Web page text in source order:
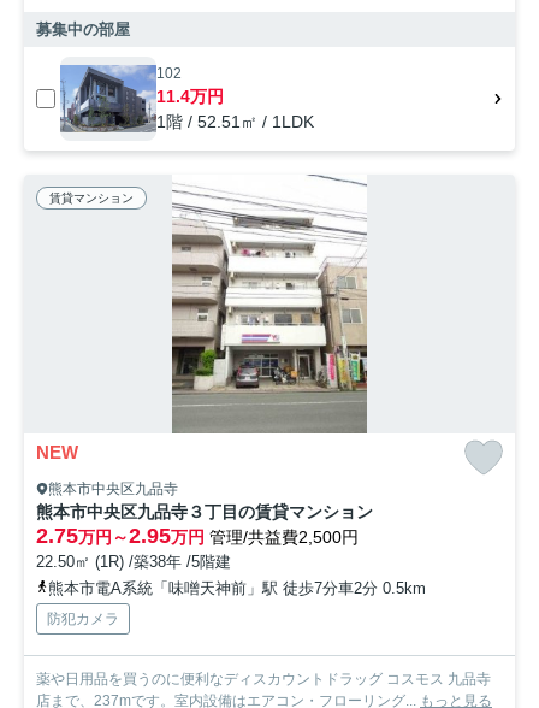
募集中の部屋
102
11.4万円
1階 / 52.51㎡ / 1LDK
賃貸マンション
NEW
熊本市中央区九品寺
熊本市中央区九品寺３丁目の賃貸マンション
2.75万円～2.95万円 管理/共益費2,500円
22.50㎡ (1R) /築38年 /5階建
熊本市電A系統「味噌天神前」駅 徒歩7分車2分 0.5km
防犯カメラ
薬や日用品を買うのに便利なディスカウントドラッグ コスモス 九品寺
店まで、237mです。室内設備はエアコン・フローリング... もっと見る